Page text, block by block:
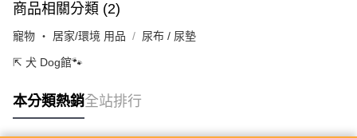
商品相關分類 (2)
寵物 ‧ 居家/環境 用品 尿布 / 尿墊
⇱ 犬 Dog館🐾
本分類熱銷全站排行